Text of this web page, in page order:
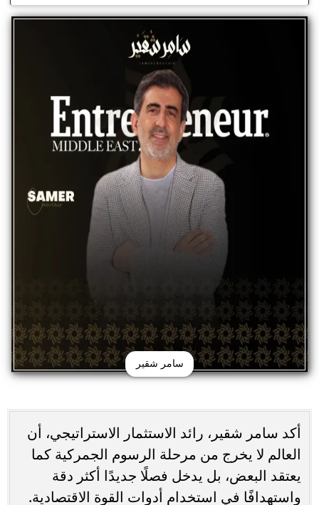
سامر شقير
أكد سامر شقير، رائد الاستثمار الاستراتيجي، أن
العالم لا يخرج من مرحلة الرسوم الجمركية كما
يعتقد البعض، بل يدخل فصلًا جديدًا أكثر دقة
واستهدافًا في استخدام أدوات القوة الاقتصادية.